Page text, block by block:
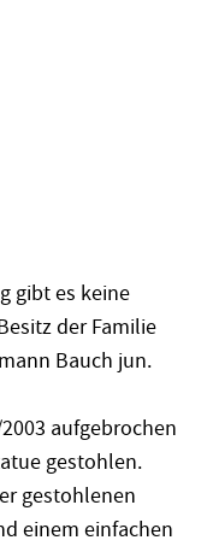
gibt es keine
der Familie
Bauch jun.
aufgebrochen
gestohlen.
gestohlenen
einem einfachen